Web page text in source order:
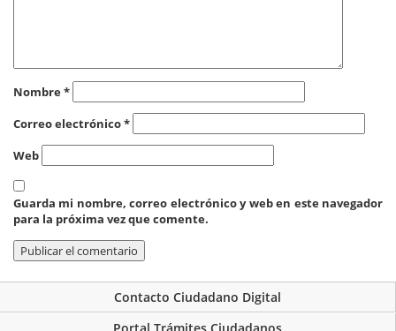
Nombre*
Correo electrónico*
Web
Guarda mi nombre, correo electrónico y web en este navegador
para la próxima vez que comente.
Contacto Ciudadano Digital